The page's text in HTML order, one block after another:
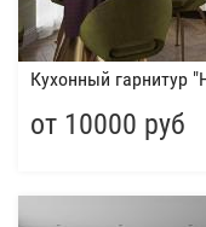
Кухонный гарнитур
от 10000 руб